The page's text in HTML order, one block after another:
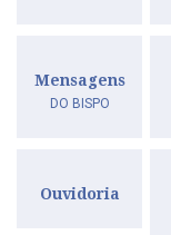
Mensagens
DO BISPO
Ouvidoria